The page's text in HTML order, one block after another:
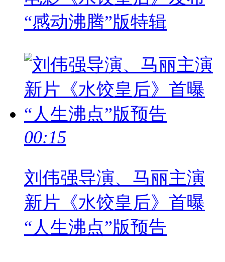
“感动沸腾”版特辑
00:15
刘伟强导演、马丽主演
新片《水饺皇后》首曝
“人生沸点”版预告